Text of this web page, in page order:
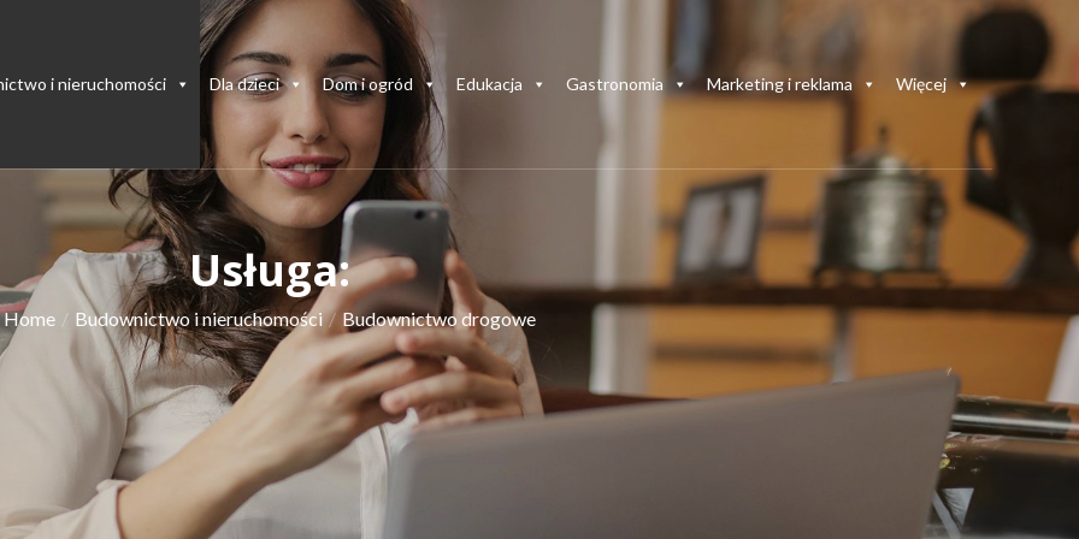
i nieruchomości Dla dzieci Dom i ogród Edukacja Gastronomia Marketing i reklama Więcej
Usługa:
Home Budownictwo i nieruchomości Budownictwo drogowe